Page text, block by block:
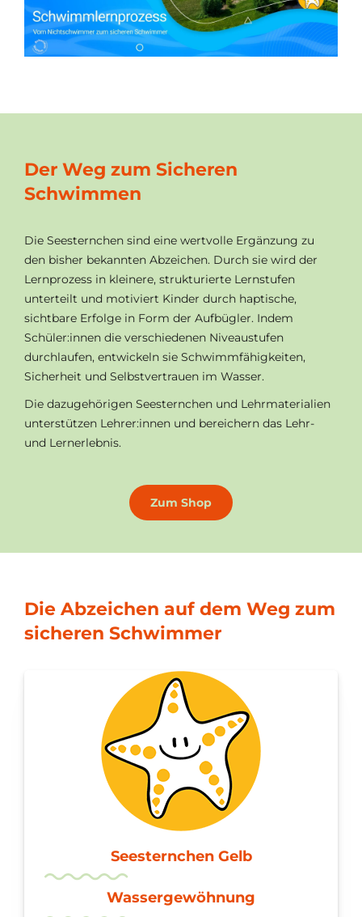
00:00|00:00:00
Der Weg zum Sicheren
Schwimmen
Die Seesternchen sind eine wertvolle Ergänzung zu
den bisher bekannten Abzeichen. Durch sie wird der
Lernprozess in kleinere, strukturierte Lernstufen
unterteilt und motiviert Kinder durch haptische,
sichtbare Erfolge in Form der Aufbügler. Indem
Schüler:innen die verschiedenen Niveaustufen
durchlaufen, entwickeln sie Schwimmfähigkeiten,
Sicherheit und Selbstvertrauen im Wasser.
Die dazugehörigen Seesternchen und Lehrmaterialien
unterstützen Lehrer:innen und bereichern das Lehr-
und Lernerlebnis.
Zum Shop
Die Abzeichen auf dem Weg zum
sicheren Schwimmer
Seesternchen Gelb
Wassergewöhnung